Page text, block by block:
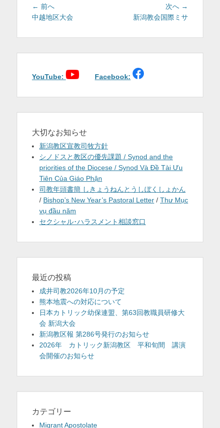
投
稿
ゲ
シ
ン
← 前へ
の
稿:
中越地区大会
次へ →
の
稿:
新潟教会国際ミサ
YouTube: Facebook:
大切なお知らせ
新潟教区宣教司牧方針
シノドスと教区の優先課題 / Synod and the
priorities of the Diocese / Synod Và Đề Tài Ưu
Tiên Của Giáo Phận
司教年頭書簡 しきょうねんとうしぼくしょかん
/ Bishop’s New Year’s Pastoral Letter / Thư Mục
vụ đầu năm
セクシャル･ハラスメント相談窓口
最近の投稿
成井司教2026年10月の予定
熊本地震への対応について
日本カトリック幼保連盟、第63回教職員研修大
会 新潟大会
新潟教区報 第286号発行のお知らせ
2026年 カトリック新潟教区 平和旬間 講演
会開催のお知らせ
カテゴリー
Migrant Apostolate